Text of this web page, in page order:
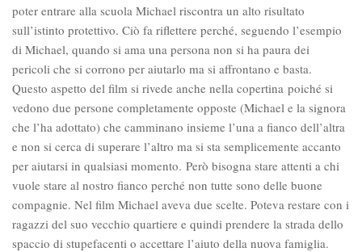
poter entrare alla scuola Michael riscontra un alto risultato
sull’istinto protettivo. Ciò fa riflettere perché, seguendo l’esempio
di Michael, quando si ama una persona non si ha paura dei
pericoli che si corrono per aiutarlo ma si affrontano e basta.
Questo aspetto del film si rivede anche nella copertina poiché si
vedono due persone completamente opposte (Michael e la signora
che l’ha adottato) che camminano insieme l’una a fianco dell’altra
e non si cerca di superare l’altro ma si sta semplicemente accanto
per aiutarsi in qualsiasi momento. Però bisogna stare attenti a chi
vuole stare al nostro fianco perché non tutte sono delle buone
compagnie. Nel film Michael aveva due scelte. Poteva restare con i
ragazzi del suo vecchio quartiere e quindi prendere la strada dello
spaccio di stupefacenti o accettare l’aiuto della nuova famiglia.